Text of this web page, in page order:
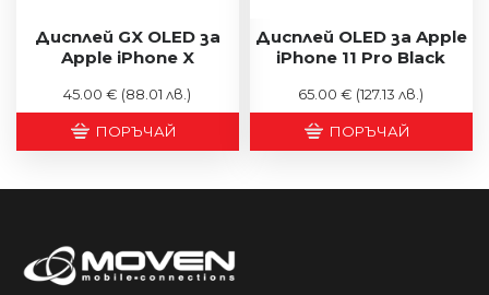
Дисплей GX OLED за
Apple iPhone X
45.00 € (88.01 лв.)
ПОРЪЧАЙ
Дисплей OLED за Apple
iPhone 11 Pro Black
65.00 € (127.13 лв.)
ПОРЪЧАЙ